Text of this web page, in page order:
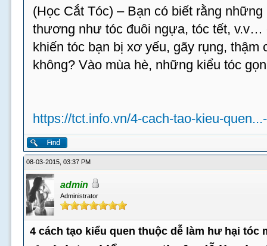
(Học Cắt Tóc) – Bạn có biết rằng
thương như tóc đuôi ngựa, tóc tết, v.v…
khiến tóc bạn bị xơ yếu, gãy rụng, thậm
không? Vào mùa hè, những kiểu tóc
https://tct.info.vn/4-cach-tao-kieu-
08-03-2015, 03:37 PM
admin
Administrator
4 cách tạo kiểu quen thuộc dễ làm hư hại tóc